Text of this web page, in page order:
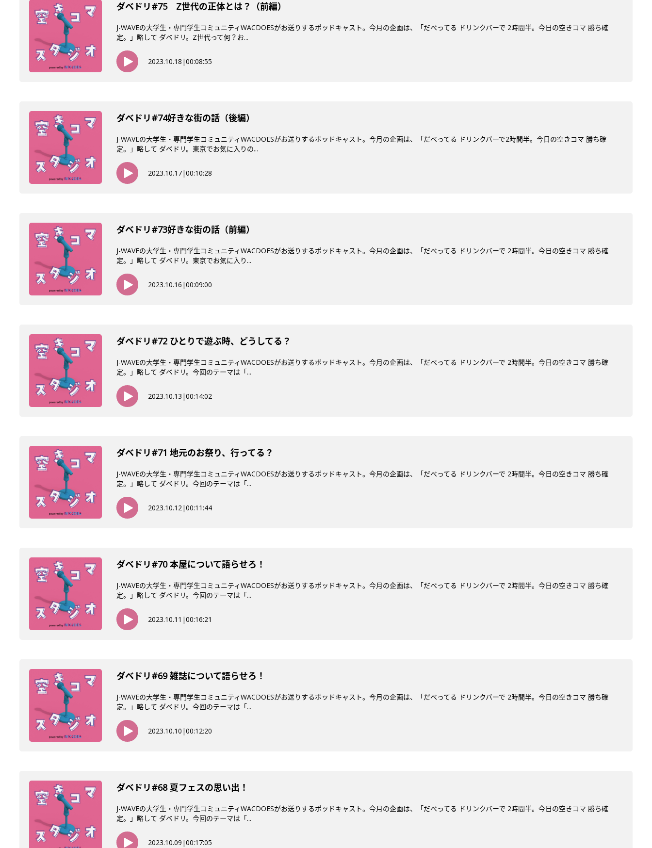
ダベドリ#75 Z世代の正体とは？（前編）
J-WAVEの大学生・専門学生コミュニティWACDOESがお送りするポッドキャスト。今月の企画は、「だべってる ドリンクバーで 2時間半。今日の空きコマ 勝ち確
定。」略して ダベドリ。Z世代って何？お...
2023.10.18 |00:08:55
ダベドリ#74好きな街の話（後編）
J-WAVEの大学生・専門学生コミュニティWACDOESがお送りするポッドキャスト。今月の企画は、「だべってる ドリンクバーで2時間半。今日の空きコマ 勝ち確
定。」略して ダベドリ。東京でお気に入りの...
2023.10.17|00:10:28
ダベドリ#73好きな街の話（前編）
J-WAVEの大学生・専門学生コミュニティWACDOESがお送りするポッドキャスト。今月の企画は、「だべってる ドリンクバーで 2時間半。今日の空きコマ 勝ち確
定。」略して ダベドリ。東京でお気に入り...
2023.10.16 |00:09:00
ダベドリ#72 ひとりで遊ぶ時、どうしてる？
J-WAVEの大学生・専門学生コミュニティWACDOESがお送りするポッドキャスト。今月の企画は、「だべってる ドリンクバーで 2時間半。今日の空きコマ 勝ち確
定。」略して ダベドリ。今回のテーマは「...
2023.10.13 |00:14:02
ダベドリ#71 地元のお祭り、行ってる？
J-WAVEの大学生・専門学生コミュニティWACDOESがお送りするポッドキャスト。今月の企画は、「だべってる ドリンクバーで 2時間半。今日の空きコマ 勝ち確
定。」略して ダベドリ。今回のテーマは「...
2023.10.12|00:11:44
ダベドリ#70 本屋について語らせろ！
J-WAVEの大学生・専門学生コミュニティWACDOESがお送りするポッドキャスト。今月の企画は、「だべってる ドリンクバーで 2時間半。今日の空きコマ 勝ち確
定。」略して ダベドリ。今回のテーマは「...
2023.10.11 |00:16:21
ダベドリ#69 雑誌について語らせろ！
J-WAVEの大学生・専門学生コミュニティWACDOESがお送りするポッドキャスト。今月の企画は、「だべってる ドリンクバーで 2時間半。今日の空きコマ 勝ち確
定。」略して ダベドリ。今回のテーマは「...
2023.10.10 |00:12:20
ダベドリ#68 夏フェスの思い出！
J-WAVEの大学生・専門学生コミュニティWACDOESがお送りするポッドキャスト。今月の企画は、「だべってる ドリンクバーで 2時間半。今日の空きコマ 勝ち確
定。」略して ダベドリ。今回のテーマは「...
2023.10.09 |00:17:05